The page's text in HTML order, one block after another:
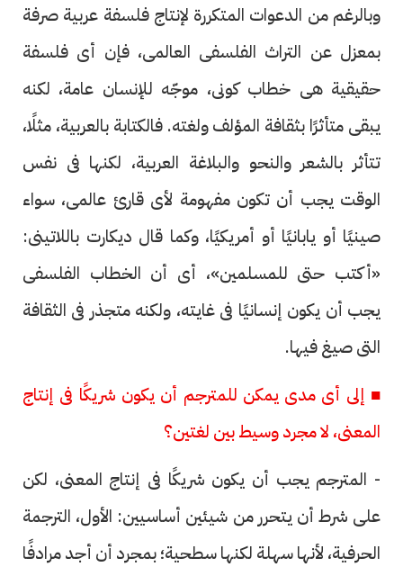
وبالرغم من الدعوات المتكررة لإنتاج فلسفة عربية صرفة
بمعزل عن التراث الفلسفى العالمى، فإن أى فلسفة
حقيقية هى خطاب كونى، موجّه للإنسان عامة، لكنه
يبقى متأثرًا بثقافة المؤلف ولغته. فالكتابة بالعربية، مثلًا،
تتأثر بالشعر والنحو والبلاغة العربية، لكنها فى نفس
الوقت يجب أن تكون مفهومة لأى قارئ عالمى، سواء
صينيًا أو يابانيًا أو أمريكيًا، وكما قال ديكارت باللاتينى:
«أكتب حتى للمسلمين»، أى أن الخطاب الفلسفى
يجب أن يكون إنسانيًا فى غايته، ولكنه متجذر فى الثقافة
التى صيغ فيها.
■ إلى أى مدى يمكن للمترجم أن يكون شريكًا فى إنتاج
المعنى، لا مجرد وسيط بين لغتين؟
- المترجم يجب أن يكون شريكًا فى إنتاج المعنى، لكن
على شرط أن يتحرر من شيئين أساسيين: الأول، الترجمة
الحرفية، لأنها سهلة لكنها سطحية؛ بمجرد أن أجد مرادفًا